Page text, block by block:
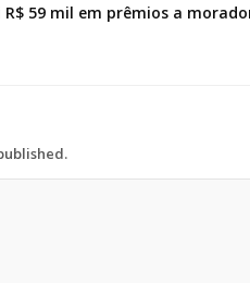
59 mil em prêmios a